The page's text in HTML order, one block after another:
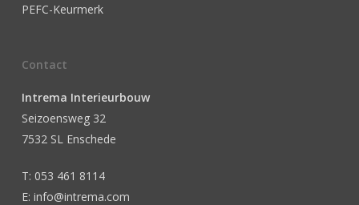
PEFC-Keurmerk
Contact
Intrema Interieurbouw
Seizoensweg 32
7532 SL Enschede
T: 053 461 8114
E: info@intrema.com